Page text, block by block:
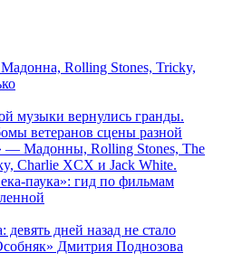
Rolling Stones, Tricky,
музыки вернулись гранды.
ветеранов сцены разной
— Мадонны, Rolling Stones, The
Charlie XCX и Jack White.
паука»: гид по фильмам
дней назад не стало
Дмитрия Поднозова